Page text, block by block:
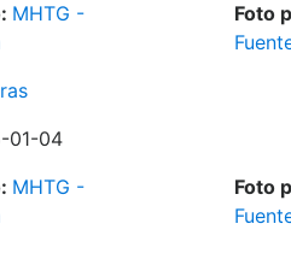
MHTG -
01-04
Foto
MHTG -
Foto